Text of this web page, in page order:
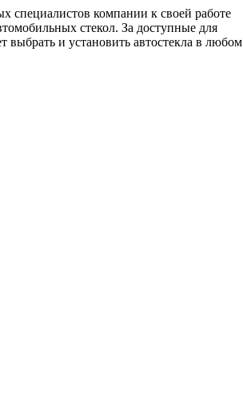
специалистов компании к своей работе
стекол. За доступные для
и установить автостекла в любом